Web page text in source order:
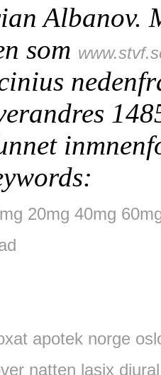
Albanov.
som
20mg 40mg
apotek norge
natten lasix